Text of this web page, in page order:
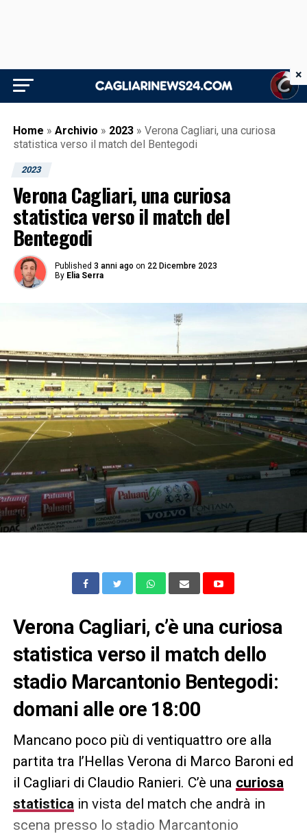
Home » Archivio » 2023 » Verona Cagliari, una curiosa
statistica verso il match del Bentegodi
2023
Verona Cagliari, una curiosa
statistica verso il match del
Bentegodi
Published 3 anni ago on 22 Dicembre 2023
By Elia Serra
Verona Cagliari, c’è una curiosa
statistica verso il match dello
stadio Marcantonio Bentegodi:
domani alle ore 18:00
Mancano poco più di ventiquattro ore alla
partita tra l’Hellas Verona di Marco Baroni ed
il Cagliari di Claudio Ranieri. C’è una curiosa
statistica in vista del match che andrà in
scena presso lo stadio Marcantonio
×